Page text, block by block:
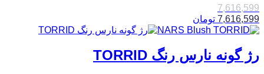
7,616,599
7,616,599 تومان
رژ گونه نارس رنگ TORRID